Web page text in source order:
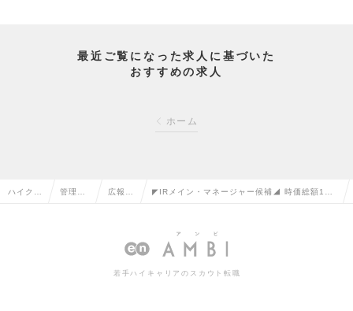
最近ご覧になった求人に基づいた
おすすめの求人
ホーム
ハイクラ 管理部 広報・ ◤IRメイン・マネージャー候補◢ 時価総額100
集！の求人情報
若手ハイキャリアのスカウト転職